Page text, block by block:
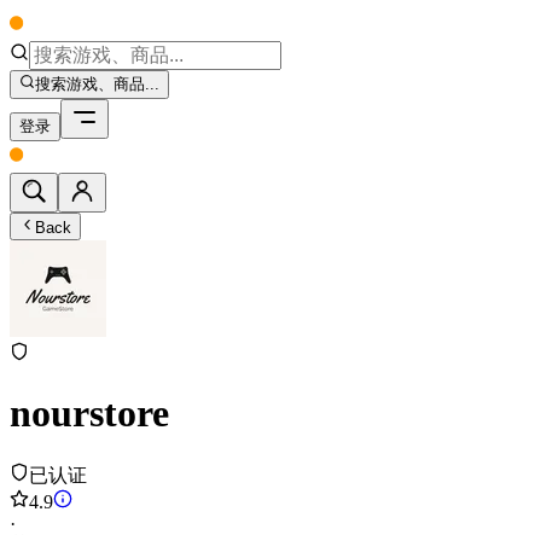
搜索游戏、商品...
登录
Back
nourstore
已认证
4.9
·